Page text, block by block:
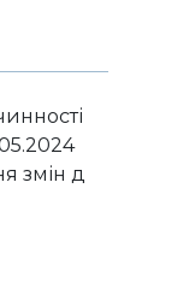
змін д